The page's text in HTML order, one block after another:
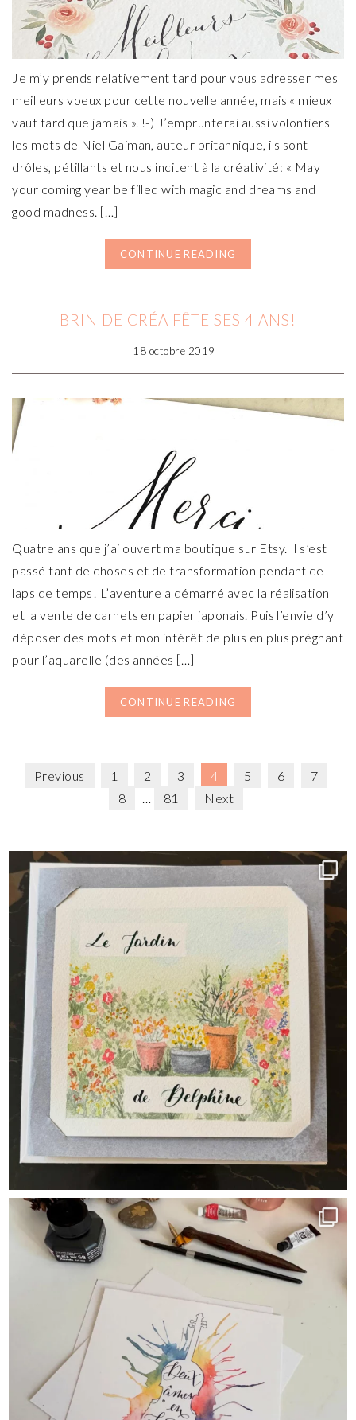
Je m’y prends relativement tard pour vous adresser mes
meilleurs voeux pour cette nouvelle année, mais « mieux
vaut tard que jamais ». !-) J’emprunterai aussi volontiers
les mots de Niel Gaiman, auteur britannique, ils sont
drôles, pétillants et nous incitent à la créativité: « May
your coming year be filled with magic and dreams and
good madness. […]
CONTINUE READING
BRIN DE CRÉA FÊTE SES 4 ANS!
18 octobre 2019
Quatre ans que j’ai ouvert ma boutique sur Etsy. Il s’est
passé tant de choses et de transformation pendant ce
laps de temps! L’aventure a démarré avec la réalisation
et la vente de carnets en papier japonais. Puis l’envie d’y
déposer des mots et mon intérêt de plus en plus prégnant
pour l’aquarelle (des années […]
CONTINUE READING
Previous 1 2 3 4 5 6
7
8
… 81 Next